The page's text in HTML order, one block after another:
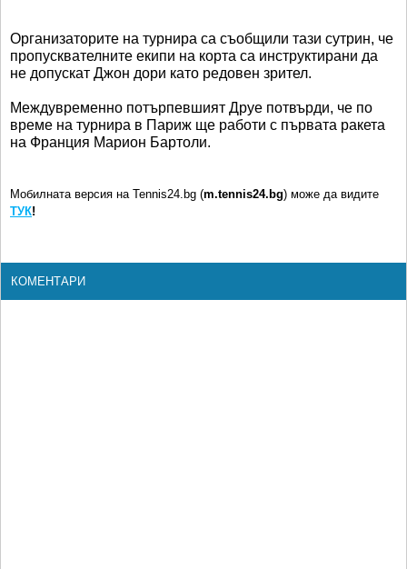
Организаторите на турнира са съобщили тази сутрин, че
пропусквателните екипи на корта са инструктирани да
не допускат Джон дори като редовен зрител.
Междувременно потърпевшият Друе потвърди, че по
време на турнира в Париж ще работи с първата ракета
на Франция Марион Бартоли.
Мобилната версия на Tennis24.bg (m.tennis24.bg) може да видите
ТУК!
КОМЕНТАРИ